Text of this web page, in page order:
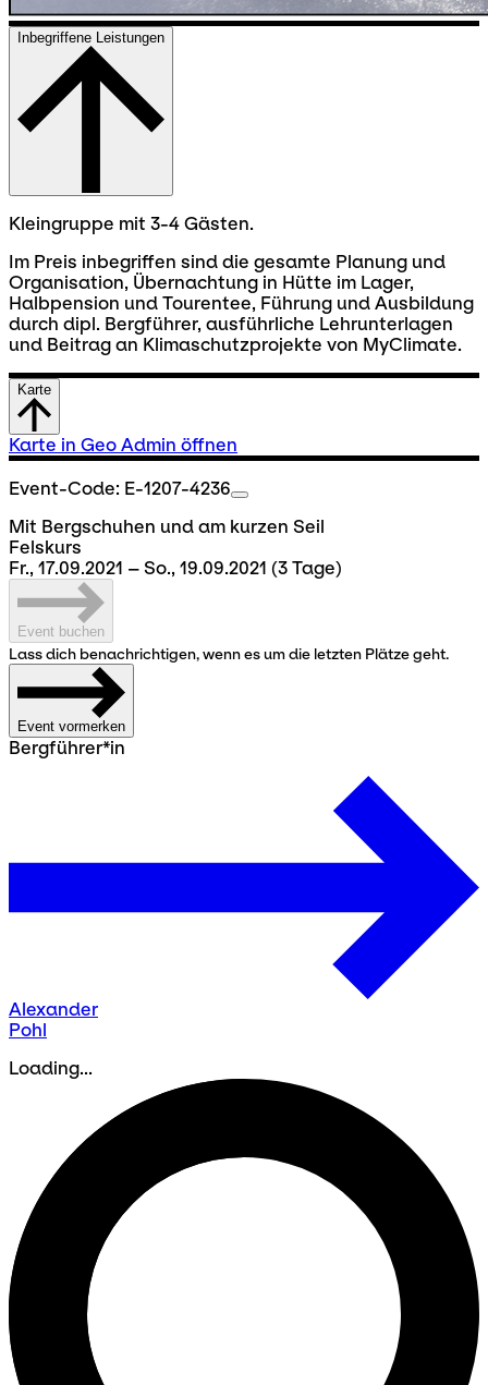
Inbegriffene Leistungen
Kleingruppe mit 3-4 Gästen.
Im Preis inbegriffen sind die gesamte Planung und
Organisation, Übernachtung in Hütte im Lager,
Halbpension und Tourentee, Führung und Ausbildung
durch dipl. Bergführer, ausführliche Lehrunterlagen
und Beitrag an Klimaschutzprojekte von MyClimate.
Karte
Karte in Geo Admin öffnen
Event-Code: E-1207-4236
Mit Bergschuhen und am kurzen Seil
Felskurs
Fr., 17.09.2021 – So., 19.09.2021 (3 Tage)
Event buchen
Lass dich benachrichtigen, wenn es um die letzten Plätze geht.
Event vormerken
Bergführer*in
Alexander
Pohl
Loading...